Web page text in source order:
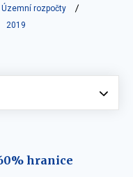
Územní rozpočty
2019
hranice